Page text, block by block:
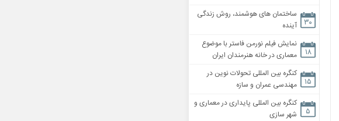
۳۰
ساختمان های هوشمند، روش زندگی
آینده
۱۸
نمایش فیلم نورمن فاستر با موضوع
معماری در خانه هنرمندان ایران
۱۵
کنگره بین المللی تحولات نوین در
مهندسی عمران و سازه
۵
کنگره بین المللی پایداری در معماری و
شهر سازی